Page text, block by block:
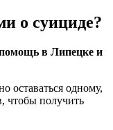
о суициде?
в Липецке и
оставаться одному,
чтобы получить